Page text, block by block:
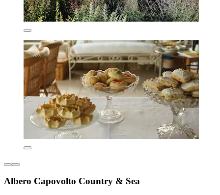
Albero Capovolto Country & Sea